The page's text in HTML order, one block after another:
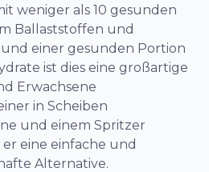
weniger als 10 gesunden
Ballaststoffen und
einer gesunden Portion
ist dies eine großartige
Erwachsene
in Scheiben
und einem Spritzer
eine einfache und
Alternative.